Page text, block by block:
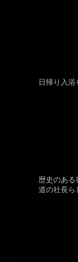
日帰り入
歴史のある
道の社長ら